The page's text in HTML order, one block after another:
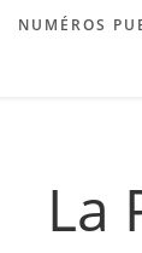
NUMÉROS
La